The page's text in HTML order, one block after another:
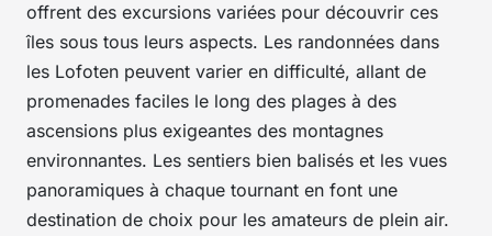
offrent des excursions variées pour découvrir ces
îles sous tous leurs aspects. Les randonnées dans
les Lofoten peuvent varier en difficulté, allant de
promenades faciles le long des plages à des
ascensions plus exigeantes des montagnes
environnantes. Les sentiers bien balisés et les vues
panoramiques à chaque tournant en font une
destination de choix pour les amateurs de plein air.